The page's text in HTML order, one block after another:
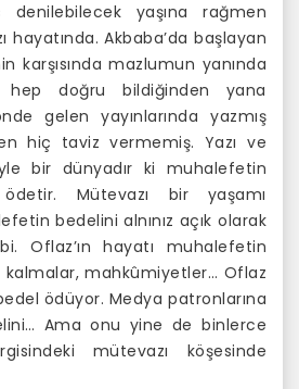
yaşına rağmen
hayatında. Akbaba’da başlayan
karşısında mazlumun yanında
hep doğru bildiğinden yana
gelen yayınlarında yazmış
hiç taviz vermemiş. Yazı ve
bir dünyadır ki muhalefetin
Mütevazı bir yaşamı
bedelini alnınız açık olarak
Oflaz’ın hayatı muhalefetin
kalmalar, mahkûmiyetler… Oflaz
ödüyor. Medya patronlarına
Ama onu yine de binlerce
mütevazı köşesinde